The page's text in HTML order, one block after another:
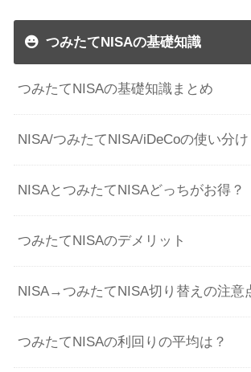
つみたてNISAの基礎知識
つみたてNISAの基礎知識まとめ
NISA/つみたてNISA/iDeCoの使い分け
NISAとつみたてNISAどっちがお得？
つみたてNISAのデメリット
NISA→つみたてNISA切り替えの注意
つみたてNISAの利回りの平均は？